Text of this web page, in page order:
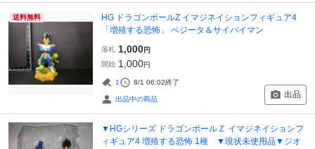
送料無料
HG ドラゴンボールZ イマジネイションフィギュア4
「増殖する恐怖」 ベジータ＆サイバイマン
落札 1,000円
開始 1,000円
1 8/1 06:02終了
出品中の商品 出品
▼HGシリーズ ドラゴンボールＺ イマジネイションフ
ィギュア4 増殖する恐怖 1種 ▼現状未使用品▼ジオ